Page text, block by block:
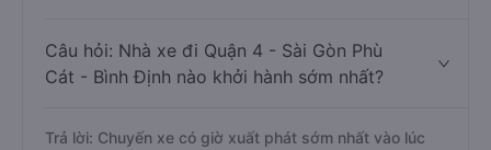
Câu hỏi: Nhà xe đi Quận 4 - Sài Gòn Phù
Cát - Bình Định nào khởi hành sớm nhất?
Trả lời: Chuyến xe có giờ xuất phát sớm nhất vào lúc